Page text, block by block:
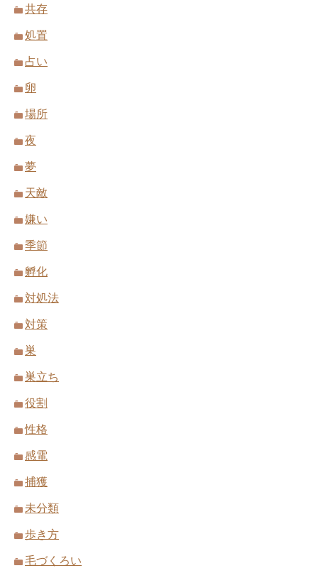
共存
処置
占い
卵
場所
夜
夢
天敵
嫌い
季節
孵化
対処法
対策
巣
巣立ち
役割
性格
感電
捕獲
未分類
歩き方
毛づくろい